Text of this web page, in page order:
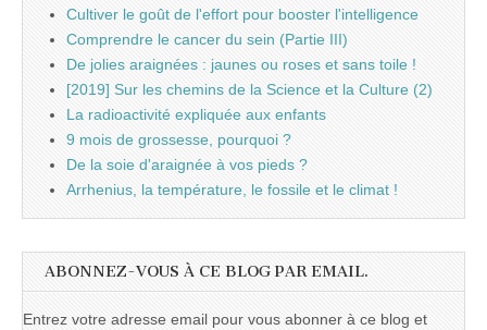
Cultiver le goût de l'effort pour booster l'intelligence
Comprendre le cancer du sein (Partie III)
De jolies araignées : jaunes ou roses et sans toile !
[2019] Sur les chemins de la Science et la Culture (2)
La radioactivité expliquée aux enfants
9 mois de grossesse, pourquoi ?
De la soie d'araignée à vos pieds ?
Arrhenius, la température, le fossile et le climat !
ABONNEZ-VOUS À CE BLOG PAR EMAIL.
Entrez votre adresse email pour vous abonner à ce blog et